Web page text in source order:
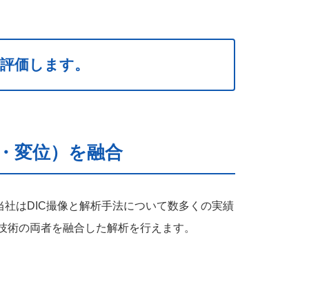
価します。
変位）を融合
はDIC撮像と解析手法について数多くの実績
の両者を融合した解析を行えます。